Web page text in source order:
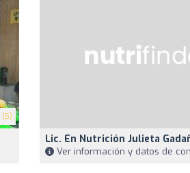
(5)
Lic. En Nutrición Julieta
Ver información y datos de